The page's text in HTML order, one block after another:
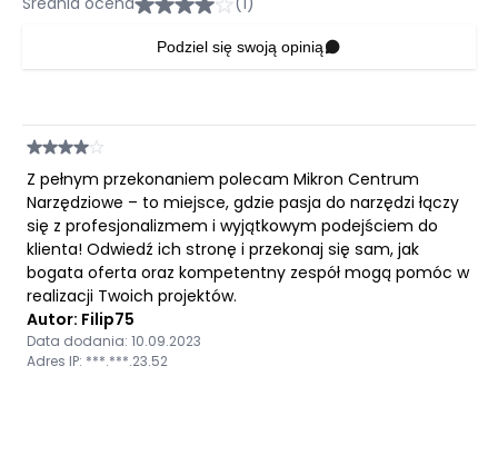
Podziel się swoją opinią
Z pełnym przekonaniem polecam Mikron Centrum
Narzędziowe – to miejsce, gdzie pasja do narzędzi łączy
się z profesjonalizmem i wyjątkowym podejściem do
klienta! Odwiedź ich stronę i przekonaj się sam, jak
bogata oferta oraz kompetentny zespół mogą pomóc w
realizacji Twoich projektów.
Autor: Filip75
Data dodania: 10.09.2023
Adres IP: ***.***.23.52